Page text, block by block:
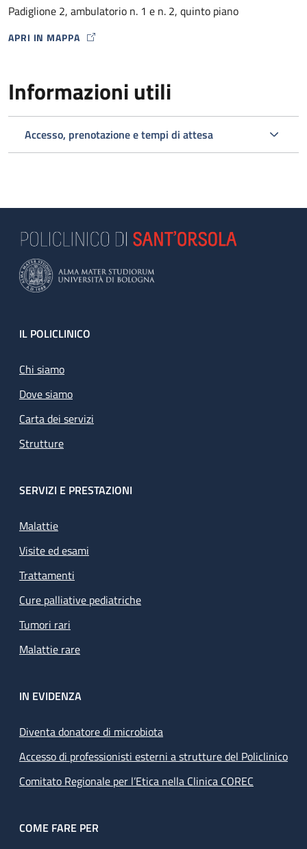
Padiglione 2, ambulatorio n. 1 e n. 2, quinto piano
APRI IN MAPPA
MAP ICON
Informazioni utili
Accesso, prenotazione e tempi di attesa
Footer
IL POLICLINICO
Chi siamo
Dove siamo
Carta dei servizi
Strutture
SERVIZI E PRESTAZIONI
Malattie
Visite ed esami
Trattamenti
Cure palliative pediatriche
Tumori rari
Malattie rare
IN EVIDENZA
Diventa donatore di microbiota
Accesso di professionisti esterni a strutture del Policlinico
Comitato Regionale per l’Etica nella Clinica COREC
COME FARE PER